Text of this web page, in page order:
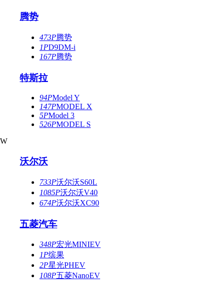
腾势
473P腾势
1PD9DM-i
167P腾势
特斯拉
94PModel Y
147PMODEL X
5PModel 3
526PMODEL S
W
沃尔沃
733P沃尔沃S60L
1085P沃尔沃V40
674P沃尔沃XC90
五菱汽车
348P宏光MINIEV
1P缤果
2P星光PHEV
108P五菱NanoEV